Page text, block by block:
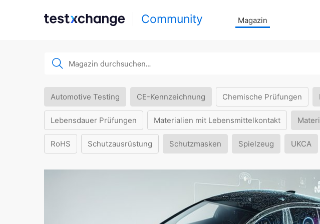
Community Magazin
Automotive Testing CE-Kennzeichnung Chemische Prüfungen
Lebensdauer Prüfungen Materialien mit Lebensmittelkontakt
RoHS Schutzausrüstung Schutzmasken Spielzeug UKCA